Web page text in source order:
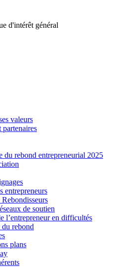
d'intérêt général
valeurs
partenaires
du rebond entrepreneurial 2025
entrepreneurs
Rebondisseurs
de soutien
l’entrepreneur en difficultés
rebond
plans